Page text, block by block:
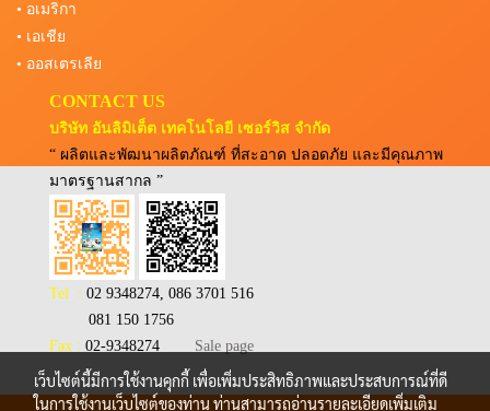
• อเมริกา
• เอเชีย
• ออสเตรเลีย
CONTACT US
บริษัท อันลิมิเต็ต เทคโนโลยี เซอร์วิส จำกัด
“ ผลิตและพัฒนาผลิตภัณฑ์ ที่สะอาด ปลอดภัย และมีคุณภาพ
มาตรฐานสากล ”
Tel : 02 9348274, 086 3701 516
081 150 1756
Fax : 02-9348274 Sale page
เว็บไซต์นี้มีการใช้งานคุกกี้ เพื่อเพิ่มประสิทธิภาพและประสบการณ์ที่ดี
ในการใช้งานเว็บไซต์ของท่าน ท่านสามารถอ่านรายละเอียดเพิ่มเติม